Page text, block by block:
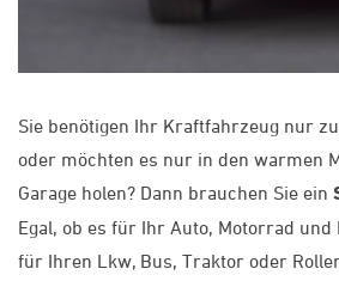
Sie benötigen Ihr Kraftfahrzeug nur
oder möchten es nur in den warmen
Garage holen? Dann brauchen Sie ein
Egal, ob es für Ihr Auto, Motorrad
für Ihren Lkw, Bus, Traktor oder